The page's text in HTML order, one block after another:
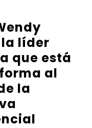
líder
que está
al
la